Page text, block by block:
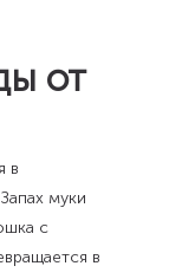
от
в
муки
с
в